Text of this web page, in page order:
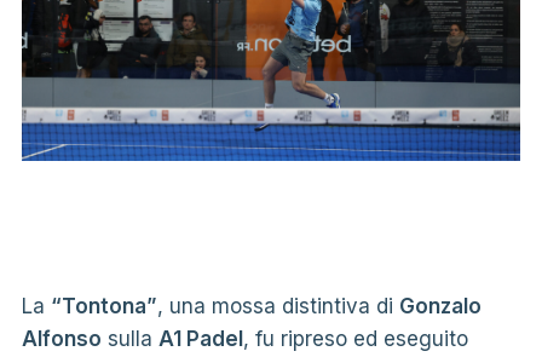
La “Tontona”, una mossa distintiva di Gonzalo
Alfonso sulla A1 Padel, fu ripreso ed eseguito